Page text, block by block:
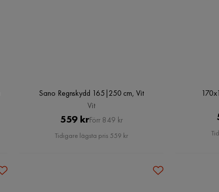
Sano Regnskydd 165|250 cm, Vit
Vit
Pris
559 krOriginal
Pris
Förr 849 kr
Tidigare lägsta pris 559 kr